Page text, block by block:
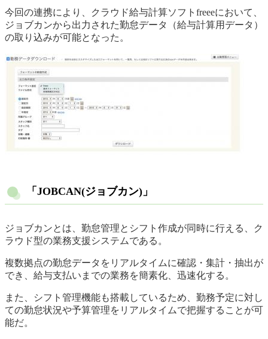
今回の連携により、クラウド給与計算ソフトfreeeにおいて、
ジョブカンから出力された勤怠データ（給与計算用データ）
の取り込みが可能となった。
「JOBCAN(ジョブカン)」
ジョブカンとは、勤怠管理とシフト作成が同時に行える、ク
ラウド型の業務支援システムである。
複数拠点の勤怠データをリアルタイムに確認・集計・抽出が
でき、給与支払いまでの業務を簡素化、迅速化する。
また、シフト管理機能も搭載しているため、勤務予定に対し
ての勤怠状況や予算管理をリアルタイムで把握することが可
能だ。